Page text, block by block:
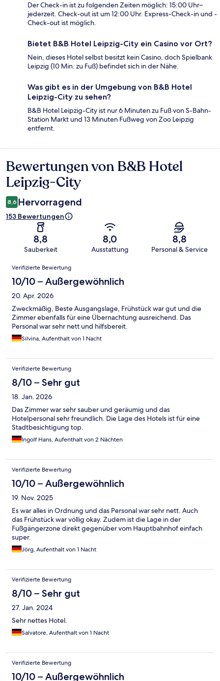
Der Check-in ist zu folgenden Zeiten möglich: 15:00 Uhr–
jederzeit. Check-out ist um 12:00 Uhr. Express-Check-in und -
Check-out ist möglich.
Bietet B&B Hotel Leipzig-City ein Casino vor Ort?
Nein, dieses Hotel selbst besitzt kein Casino, doch Spielbank
Leipzig (10 Min. zu Fuß) befindet sich in der Nähe.
Was gibt es in der Umgebung von B&B Hotel
Leipzig-City zu sehen?
B&B Hotel Leipzig-City ist nur 6 Minuten zu Fuß von S-Bahn-
Station Markt und 13 Minuten Fußweg von Zoo Leipzig
entfernt.
Bewertungen
Bewertungen von B&B Hotel
Leipzig-City
8,6 Hervorragend
153 Bewertungen
8,8
Sauberkeit
8,0
Ausstattung
8,8
Personal & Service
Bewertungen
Verifizierte Bewertung
10/10 – Außergewöhnlich
20. Apr. 2026
Zweckmäßig, Beste Ausgangslage, Frühstück war gut und die
Zimmer ebenfalls für eine Übernachtung ausreichend. Das
Personal war sehr nett und hilfsbereit.
Silvina, Aufenthalt von 1 Nacht
Verifizierte Bewertung
8/10 – Sehr gut
18. Jan. 2026
Das Zimmer war sehr sauber und geräumig und das
Hotelpersonal sehr freundlich. Die Lage des Hotels ist für eine
Stadtbesichtigung top.
Ingolf Hans, Aufenthalt von 2 Nächten
Verifizierte Bewertung
10/10 – Außergewöhnlich
19. Nov. 2025
Es war alles in Ordnung und das Personal war sehr nett. Auch
das Frühstück war völlig okay. Zudem ist die Lage in der
Fußgängerzone direkt gegenüber vom Hauptbahnhof einfach
super.
Jörg, Aufenthalt von 1 Nacht
Verifizierte Bewertung
8/10 – Sehr gut
27. Jan. 2024
Sehr nettes Hotel.
Salvatore, Aufenthalt von 1 Nacht
Verifizierte Bewertung
10/10 – Außergewöhnlich